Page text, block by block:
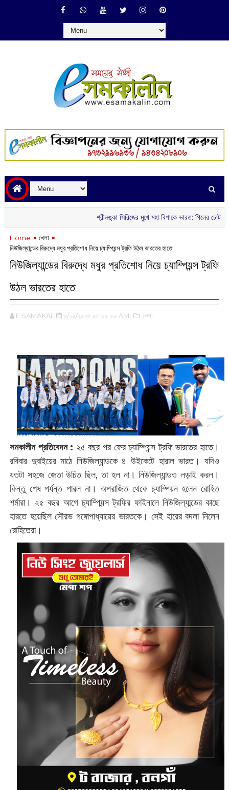
শ্রীলঙ্কা সিরিজের মুখে মহা বিপাকে ভারত: গিলের চোট ও বোলিং
Home
খেলা
নিউজিল্যান্ডের বিরুদ্ধে মধুর প্রতিশোধ নিয়ে চ্যাম্পিয়ন্স ট্রফি উঠল ভারতের হাতে
নিউজিল্যান্ডের বিরুদ্ধে মধুর প্রতিশোধ নিয়ে চ্যাম্পিয়ন্স ট্রফি
উঠল ভারতের হাতে
E SAMAKALIN ৩/১০/২০২৫ ০৮:০০:০০ AM ,খেলা
সমকালীন প্রতিবেদন : ২৫ বছর পর ফের চ্যাম্পিয়ন্স ট্রফি ভারতের হাতে।
রবিবার দুবাইয়ের মাঠে নিউজিল্যান্ডকে ৪ উইকেটে হারাল ভারত। যদিও
যতটা সহজে জেতা উচিত ছিল, তা হল না। নিউজিল্যান্ডও লড়াই করল।
কিন্তু শেষ পর্যন্ত পারল না। অপরাজিত থেকে চ্যাম্পিয়ন হলেন রোহিত
শর্মারা। ২৫ বছর আগে চ্যাম্পিয়ন্স ট্রফির ফাইনালে নিউজিল্যান্ডের কাছে
হারতে হয়েছিল সৌরভ গঙ্গোপাধ্যায়ের ভারতকে। সেই হারের বদলা নিলেন
রোহিতেরা।